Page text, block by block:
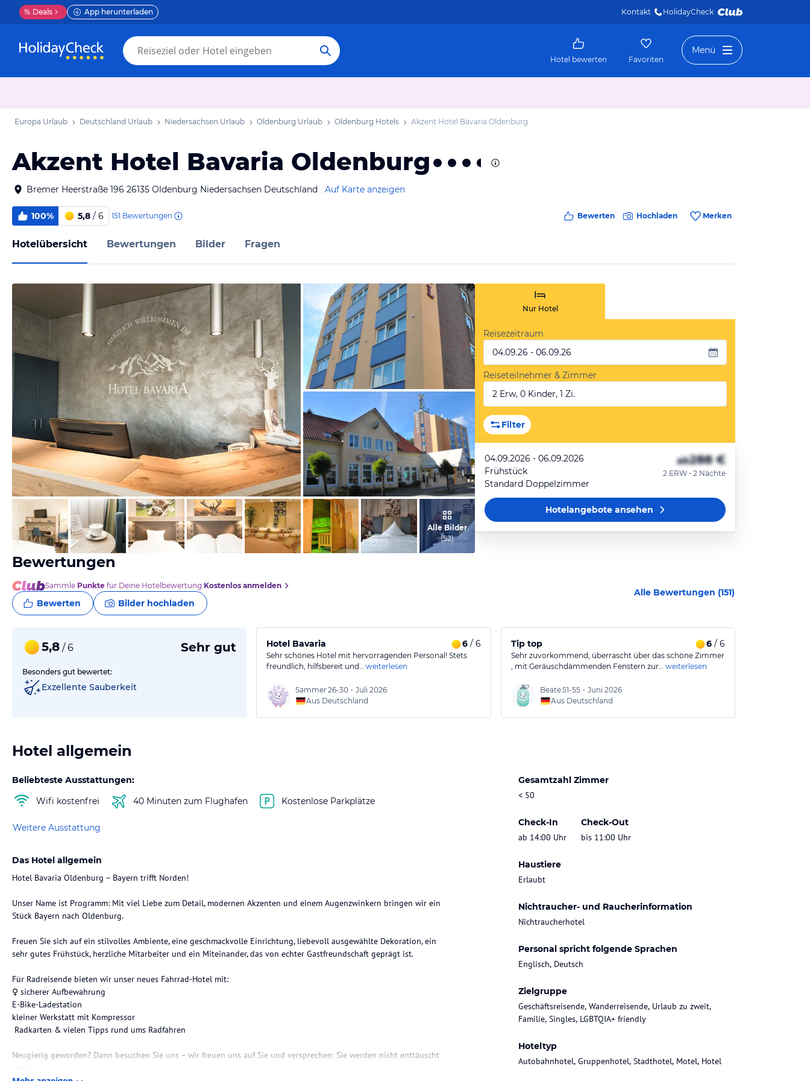
% Deals App herunterladen Kontakt HolidayCheck
Hotel bewerten Favoriten
Menü
Europa Urlaub Deutschland Urlaub Niedersachsen Urlaub Oldenburg Urlaub Oldenburg Hotels Akzent Hotel Bavaria Oldenburg
Akzent Hotel Bavaria Oldenburg
Bremer Heerstraße 196 26135 Oldenburg Niedersachsen Deutschland Auf Karte anzeigen
100% 5,8 / 6 151 Bewertungen Bewerten Hochladen Merken
Hotelübersicht Bewertungen Bilder Fragen
vom Hotelier, Januar 2018
vom Hotelier, Dezember 2015
vom Hotelier, Dezember 2015Alle Bilder
(52)
Nur Hotel
Reisezeitraum
04.09.26 - 06.09.26
Reiseteilnehmer & Zimmer
2 Erw, 0 Kinder, 1 Zi.
Filter
04.09.2026 - 06.09.2026
Frühstück
Standard Doppelzimmer
ab288 €
2 ERW • 2 Nächte
Hotelangeboteansehen
Bewertungen
Sammle Punkte für Deine Hotelbewertung.Kostenlos anmelden
Bewerten Bilder hochladen
Alle Bewertungen (151)
5,8 / 6 Sehr gut
Besonders gut bewertet:
Exzellente Sauberkeit
Hotel Bavaria 6/ 6
Sehr schönes Hotel mit hervorragenden Personal! Stets
freundlich, hilfsbereit und… weiterlesen
Sammer26-30 • Juli 2026
Aus Deutschland
Tip top 6/ 6
Sehr zuvorkommend, überrascht über das schöne Zimmer
, mit Geräuschdämmenden Fenstern zur… weiterlesen
Beate51-55 • Juni 2026
Aus Deutschland
Hotel allgemein
Beliebteste Ausstattungen:
Wifi kostenfrei
40 Minuten zum Flughafen Kostenlose Parkplätze
Weitere Ausstattung
Gesamtzahl Zimmer
< 50
Check-In
ab 14:00 Uhr
Check-Out
bis 11:00 Uhr
Haustiere
Erlaubt
Nichtraucher- und Raucherinformation
Nichtraucherhotel
Personal spricht folgende Sprachen
Englisch, Deutsch
Zielgruppe
Geschäftsreisende, Wanderreisende, Urlaub zu zweit,
Familie, Singles, LGBTQIA+ friendly
Hoteltyp
Autobahnhotel, Gruppenhotel, Stadthotel, Motel, Hotel
Das Hotel allgemein
Hotel Bavaria Oldenburg – Bayern trifft Norden!
Unser Name ist Programm: Mit viel Liebe zum Detail, modernen Akzenten und einem Augenzwinkern bringen wir ein
Stück Bayern nach Oldenburg.
Freuen Sie sich auf ein stilvolles Ambiente, eine geschmackvolle Einrichtung, liebevoll ausgewählte Dekoration, ein
sehr gutes Frühstück, herzliche Mitarbeiter und ein Miteinander, das von echter Gastfreundschaft geprägt ist.
Für Radreisende bieten wir unser neues Fahrrad-Hotel mit:
‍♀️ sicherer Aufbewahrung
E-Bike-Ladestation
kleiner Werkstatt mit Kompressor
️ Radkarten & vielen Tipps rund ums Radfahren
Neugierig geworden? Dann besuchen Sie uns – wir freuen uns auf Sie und versprechen: Sie werden nicht enttäuscht
sein!